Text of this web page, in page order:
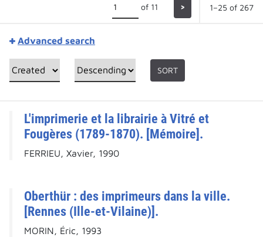
of 11 > 1–25 of 267
Advanced search
SORT
L'imprimerie et la librairie à Vitré et
Fougères (1789-1870). [Mémoire].
FERRIEU, Xavier, 1990
Oberthür : des imprimeurs dans la ville.
[Rennes (Ille-et-Vilaine)].
MORIN, Éric, 1993